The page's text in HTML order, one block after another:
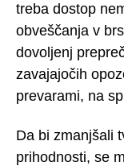
treba dostop
obveščanja v
dovoljenj
zavajajočih
prevarami, na
Da bi zmanjšali
prihodnosti, se